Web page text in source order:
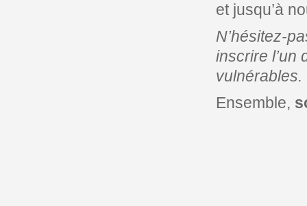
et jusqu’à
N’hésitez-
inscrire l’un
vulnérables.
Ensemble,